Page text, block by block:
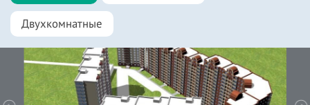
Двухкомнатные